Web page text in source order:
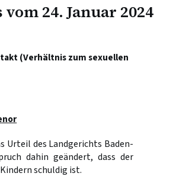
vom 24. Januar 2024
(Verhältnis zum sexuellen
Urteil des Landgerichts Baden-
dahin geändert, dass der
schuldig ist.